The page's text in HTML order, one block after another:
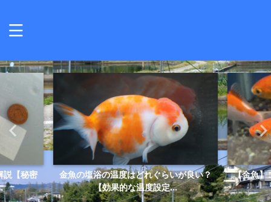
説【秘密
金魚の塩浴の温度はどれぐらいが良い？
【効果的な温度設定...
【金魚】